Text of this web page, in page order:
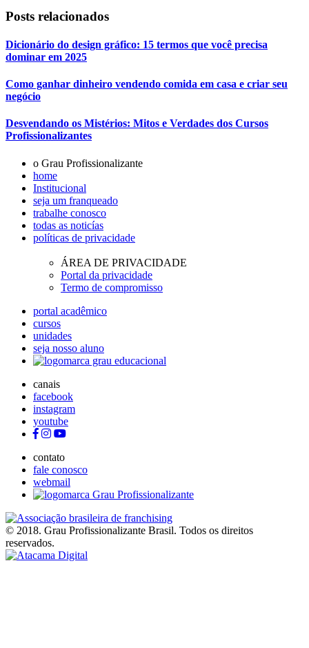
Posts relacionados
Dicionário do design gráfico: 15 termos que você precisa
dominar em 2025
Como ganhar dinheiro vendendo comida em casa e criar seu
negócio
Desvendando os Mistérios: Mitos e Verdades dos Cursos
Profissionalizantes
o Grau Profissionalizante
home
Institucional
seja um franqueado
trabalhe conosco
todas as noticías
políticas de privacidade
ÁREA DE PRIVACIDADE
Portal da privacidade
Termo de compromisso
portal acadêmico
cursos
unidades
seja nosso aluno
canais
facebook
instagram
youtube
contato
fale conosco
webmail
© 2018. Grau Profissionalizante Brasil. Todos os direitos
reservados.